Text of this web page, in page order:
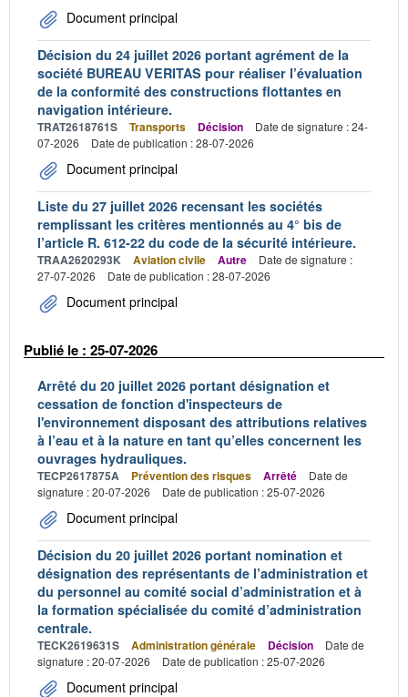
Document principal
Décision du 24 juillet 2026 portant agrément de la
société BUREAU VERITAS pour réaliser l’évaluation
de la conformité des constructions flottantes en
navigation intérieure.
TRAT2618761S Transports Décision
Date de signature : 24-
07-2026
Date de publication : 28-07-2026
Document principal
Liste du 27 juillet 2026 recensant les sociétés
remplissant les critères mentionnés au 4° bis de
l’article R. 612-22 du code de la sécurité intérieure.
TRAA2620293K Aviation civile Autre
Date de signature :
27-07-2026
Date de publication : 28-07-2026
Document principal
Publié le : 25-07-2026
Arrêté du 20 juillet 2026 portant désignation et
cessation de fonction d'inspecteurs de
l'environnement disposant des attributions relatives
à l’eau et à la nature en tant qu’elles concernent les
ouvrages hydrauliques.
TECP2617875A Prévention des risques Arrêté
Date de
signature : 20-07-2026
Date de publication : 25-07-2026
Document principal
Décision du 20 juillet 2026 portant nomination et
désignation des représentants de l’administration et
du personnel au comité social d’administration et à
la formation spécialisée du comité d’administration
centrale.
TECK2619631S Administration générale Décision
Date de
signature : 20-07-2026
Date de publication : 25-07-2026
Document principal